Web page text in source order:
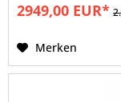
2949,00 EUR*
Merken